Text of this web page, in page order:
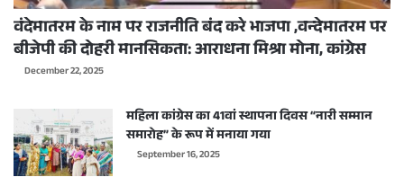
वंदेमातरम के नाम पर राजनीति बंद करे भाजपा ,वन्देमातरम पर
बीजेपी की दोहरी मानसिकता: आराधना मिश्रा मोना, कांग्रेस
December 22, 2025
महिला कांग्रेस का 41वां स्थापना दिवस “नारी सम्मान
समारोह” के रूप में मनाया गया
September 16, 2025